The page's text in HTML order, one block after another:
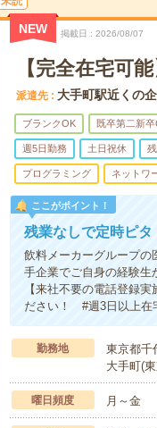
NEW 掲載日 2026/08/07
【完全在宅可
派遣先 大手町駅近くの
ブランクOK 既卒第二新卒
週5日勤務 土日祝休
プログラミング ネットワ
ここがポイント！
残業なしで定時ピ
飲料メーカーグループの
手企業でご自身の経験生
【来社不要の電話登録
ださい！ #週3日以上在
勤務地
東京都千
大手町(
曜日頻度 月～金